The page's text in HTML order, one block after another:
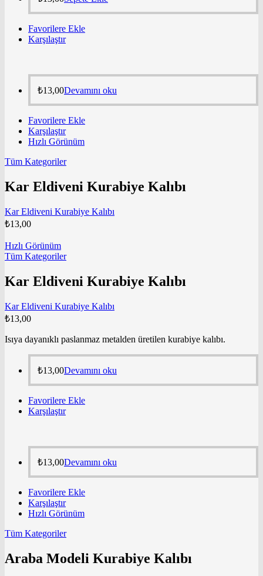
Favorilere Ekle
Karşılaştır
₺13,00Devamını oku
Favorilere Ekle
Karşılaştır
Hızlı Görünüm
Tüm Kategoriler
Kar Eldiveni Kurabiye Kalıbı
Kar Eldiveni Kurabiye Kalıbı
₺13,00
Hızlı Görünüm
Tüm Kategoriler
Kar Eldiveni Kurabiye Kalıbı
Kar Eldiveni Kurabiye Kalıbı
₺13,00
Isıya dayanıklı paslanmaz metalden üretilen kurabiye kalıbı.
₺13,00Devamını oku
Favorilere Ekle
Karşılaştır
₺13,00Devamını oku
Favorilere Ekle
Karşılaştır
Hızlı Görünüm
Tüm Kategoriler
Araba Modeli Kurabiye Kalıbı